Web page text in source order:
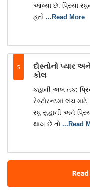
આવ્યા છે. પ્રિયા
હતો ...Read More
5
દોસ્તોનો પ્યાર
કોલ
કહાની અબ તક:
રેસ્ટોરન્ટમાં લંચ
રઘુ સુહાની અને
થાય છે તો ...Read